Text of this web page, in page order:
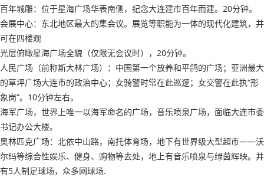
百年城雕：位于星海广场华表南侧，纪念大连建市百年而建。20分钟。
会展中心：东北地区最大的集会议。展览等职能为一体的现代化建筑，并
可在四楼观
光层俯瞰星海广场全貌（仅限无会议时），20分钟。
人民广场（前称斯大林广场）：中国第一个放养和平鸽的广场；亚洲最大
的草坪广场大连市的政治中心；女骑警时常在此巡逻；女交警在此执“形
象岗”。10分钟左右。
海军广场，世界上唯一以海军命名的广场，音乐喷泉广场，面临大连市委
书记办公大楼。
奥林匹克广场：北依中山路，南托体育场，地下有世界级大型超市——沃
尔玛等综合性娱乐、健身、购物等去处，地上有音乐喷泉与绿茵辉映。并
有5人制足球场，众多网球场.